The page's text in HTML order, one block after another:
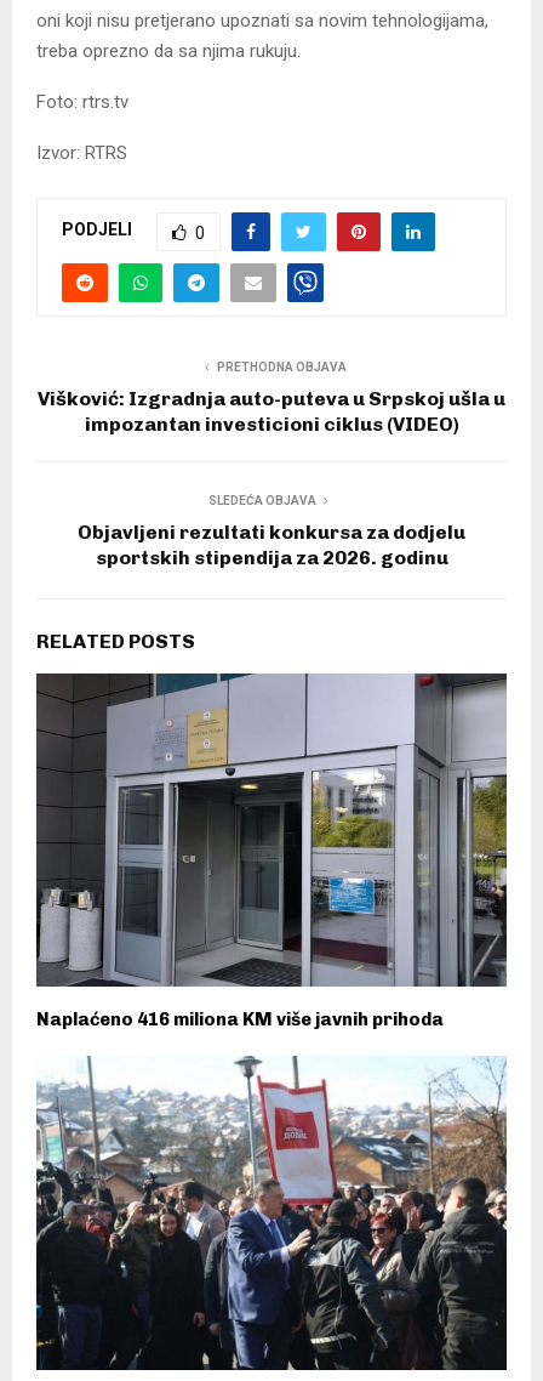
oni koji nisu pretjerano upoznati sa novim tehnologijama,
treba oprezno da sa njima rukuju.
Foto: rtrs.tv
Izvor: RTRS
PODJELI 0
PRETHODNA OBJAVA
Višković: Izgradnja auto-puteva u Srpskoj ušla u
impozantan investicioni ciklus (VIDEO)
SLEDEĆA OBJAVA
Objavljeni rezultati konkursa za dodjelu
sportskih stipendija za 2026. godinu
RELATED POSTS
Naplaćeno 416 miliona KM više javnih prihoda